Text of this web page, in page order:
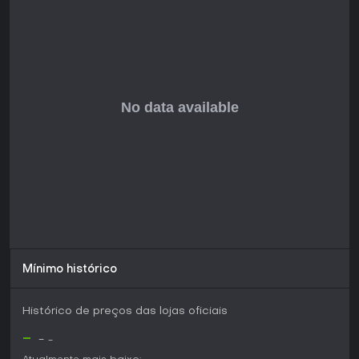
Mínimo histórico
Histórico de preços das lojas oficiais
- - -